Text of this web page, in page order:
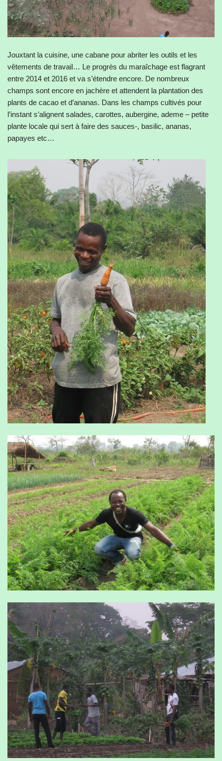
Jouxtant la cuisine, une cabane pour abriter les outils et les
vêtements de travail… Le progrès du maraîchage est flagrant
entre 2014 et 2016 et va s’étendre encore. De nombreux
champs sont encore en jachère et attendent la plantation des
plants de cacao et d’ananas. Dans les champs cultivés pour
l’instant s’alignent salades, carottes, aubergine, ademe – petite
plante locale qui sert à faire des sauces-, basilic, ananas,
papayes etc…